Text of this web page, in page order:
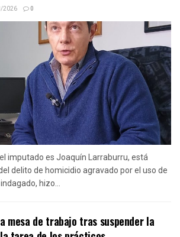
2026 0
imputado es Joaquín Larraburru, está
delito de homicidio agravado por el uso de
hizo...
mesa de trabajo tras suspender la